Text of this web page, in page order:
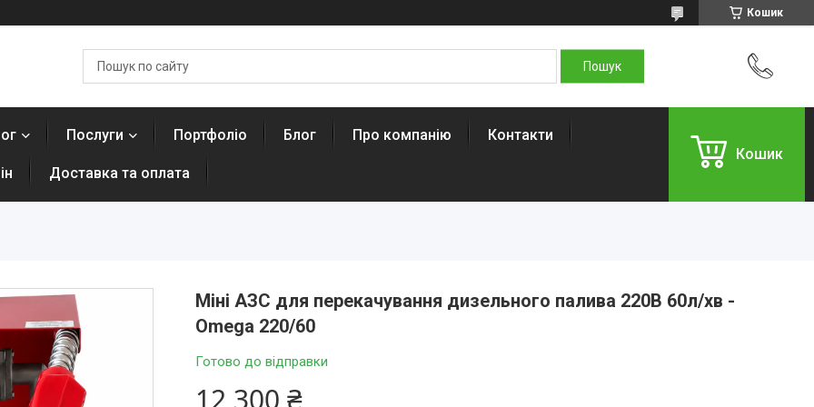
Кошик
Послуги Портфоліо Блог Про компанію Контакти
Доставка та оплата
Кошик
Міні АЗС для перекачування дизельного палива 220В 60л/хв -
Omega 220/60
Готово до відправки
12 300 ₴